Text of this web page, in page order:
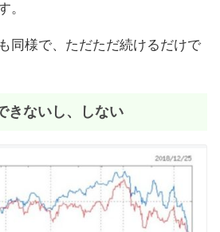
。
同様で、ただただ続けるだけで
きないし、しない